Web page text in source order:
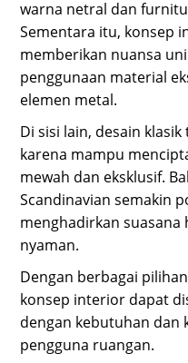
warna netral dan
Sementara itu, konsep
memberikan nuansa
penggunaan material
elemen metal.
Di sisi lain, desain
karena mampu
mewah dan eksklusif.
Scandinavian semakin
menghadirkan suasana
nyaman.
Dengan berbagai
konsep interior dapat
dengan kebutuhan dan
pengguna ruangan.